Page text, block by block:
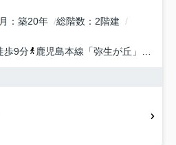
築20年 総階数
2階建
歩9分 鹿児島本線 「弥生が丘 」駅 徒歩29分